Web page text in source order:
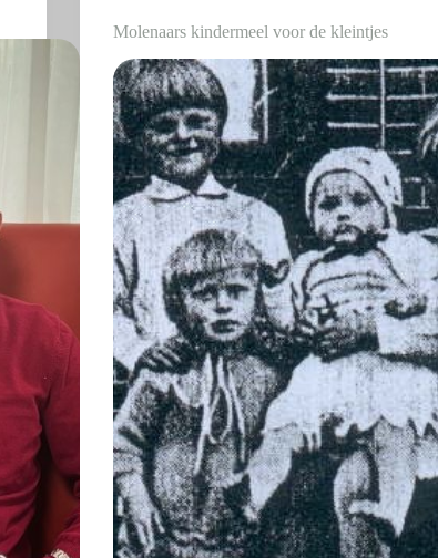
Molenaars kindermeel voor de kleintjes